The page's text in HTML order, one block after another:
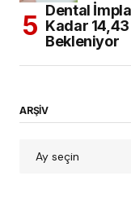
Dental
Kadar
Bekleniyor
ARŞİV